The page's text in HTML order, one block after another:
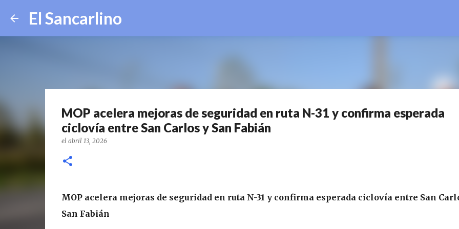
El Sancarlino
MOP acelera mejoras de seguridad en ruta N-31 y confirma esperada
ciclovía entre San Carlos y San Fabián
el abril 13, 2026
MOP acelera mejoras de seguridad en ruta N-31 y confirma esperada ciclovía entre San
San Fabián